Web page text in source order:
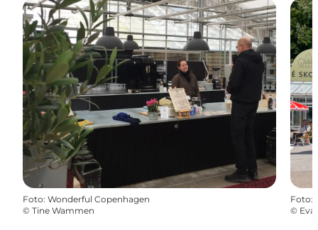
Foto: Wonderful Copenhagen
© Tine Wammen
Foto:
©